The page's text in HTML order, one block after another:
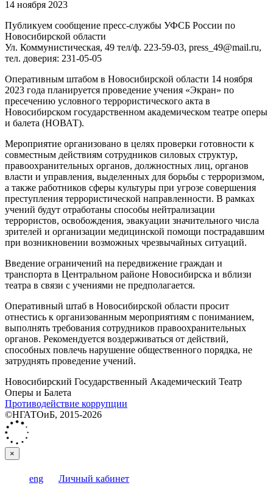
14 ноября 2023
Публикуем сообщение пресс-службы УФСБ России по
Новосибирской области
Ул. Коммунистическая, 49 тел/ф. 223-59-03, press_49@mail.ru,
тел. доверия: 231-05-05
Оперативным штабом в Новосибирской области 14 ноября
2023 года планируется проведение учения «Экран» по
пресечению условного террористического акта в
Новосибирском государственном академическом театре оперы
и балета (НОВАТ).
Мероприятие организовано в целях проверки готовности к
совместным действиям сотрудников силовых структур,
правоохранительных органов, должностных лиц, органов
власти и управления, выделенных для борьбы с терроризмом,
а также работников сферы культуры при угрозе совершения
преступления террористической направленности. В рамках
учений будут отработаны способы нейтрализации
террористов, освобождения, эвакуации значительного числа
зрителей и организации медицинской помощи пострадавшим
при возникновении возможных чрезвычайных ситуаций.
Введение ограничений на передвижение граждан и
транспорта в Центральном районе Новосибирска и вблизи
театра в связи с учениями не предполагается.
Оперативный штаб в Новосибирской области просит
отнестись к организованным мероприятиям с пониманием,
выполнять требования сотрудников правоохранительных
органов. Рекомендуется воздерживаться от действий,
способных повлечь нарушение общественного порядка, не
затруднять проведение учений.
Новосибирский Государственный Академический Театр
Оперы и Балета
Противодействие коррупции
©НГАТОиБ, 2015-2026
×
eng Личный кабинет